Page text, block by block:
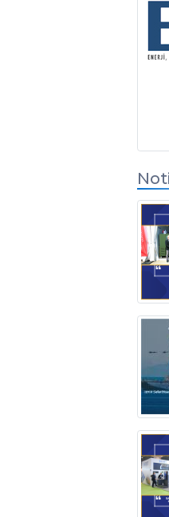
Inicio de sesión de